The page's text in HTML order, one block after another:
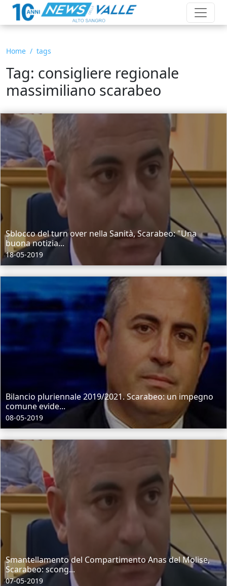
Home tags
Tag: consigliere regionale
massimiliano scarabeo
Sblocco del turn over nella Sanità, Scarabeo: "Una
buona notizia...
18-05-2019
Bilancio pluriennale 2019/2021. Scarabeo: un impegno
comune evide...
08-05-2019
Smantellamento del Compartimento Anas del Molise,
Scarabeo: scong...
07-05-2019